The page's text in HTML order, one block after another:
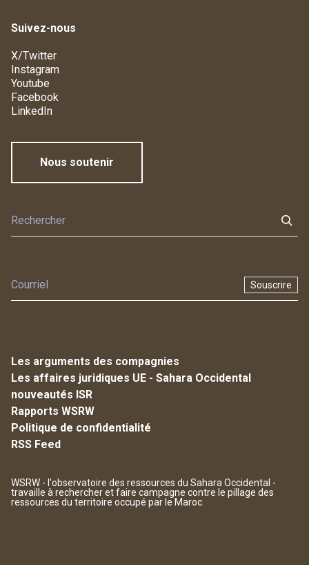
Suivez-nous
X/Twitter
Instagram
Youtube
Facebook
LinkedIn
Nous soutenir
Souscrire
Les arguments des compagnies
Les affaires juridiques UE - Sahara Occidental
nouveautés ISR
Rapports WSRW
Politique de confidentialité
RSS Feed
WSRW - l'observatoire des ressources du Sahara Occidental -
travaille à rechercher et faire campagne contre le pillage des
ressources du territoire occupé par le Maroc.